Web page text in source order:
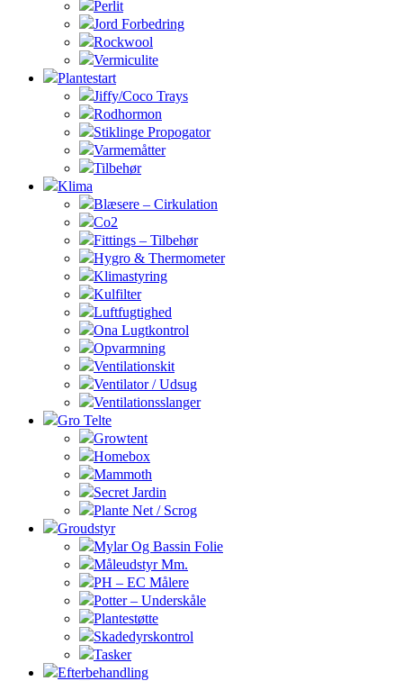
Perlit
Jord Forbedring
Rockwool
Vermiculite
Plantestart
Jiffy/Coco Trays
Rodhormon
Stiklinge Propogator
Varmemåtter
Tilbehør
Klima
Blæsere – Cirkulation
Co2
Fittings – Tilbehør
Hygro & Thermometer
Klimastyring
Kulfilter
Luftfugtighed
Ona Lugtkontrol
Opvarmning
Ventilationskit
Ventilator / Udsug
Ventilationsslanger
Gro Telte
Growtent
Homebox
Mammoth
Secret Jardin
Plante Net / Scrog
Groudstyr
Mylar Og Bassin Folie
Måleudstyr Mm.
PH – EC Målere
Potter – Underskåle
Plantestøtte
Skadedyrskontrol
Tasker
Efterbehandling